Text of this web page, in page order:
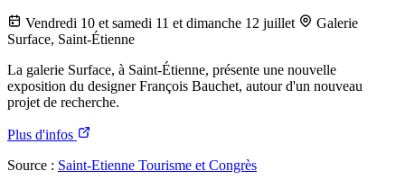
Vendredi 10 et samedi 11 et dimanche 12 juillet
Galerie
Surface, Saint-Étienne
La galerie Surface, à Saint-Étienne, présente une nouvelle
exposition du designer François Bauchet, autour d'un nouveau
projet de recherche.
Plus d'infos
Source : Saint-Etienne Tourisme et Congrès